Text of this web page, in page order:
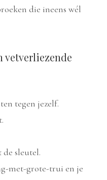
die ineens wél
vetverliezende
tegen jezelf.
de sleutel.
met-grote-trui en je